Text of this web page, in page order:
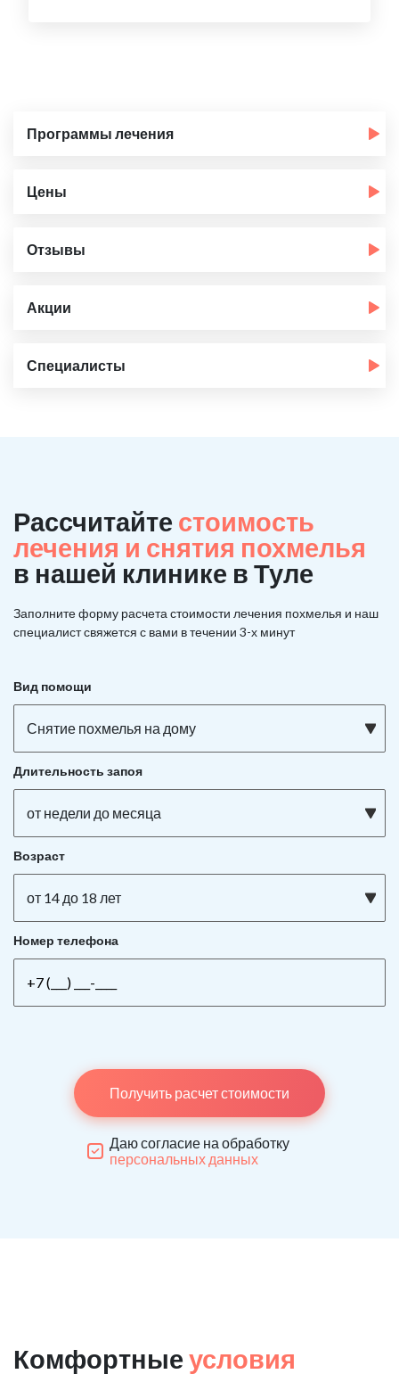
Программы лечения
Цены
Отзывы
Акции
Специалисты
Рассчитайте стоимость
лечения и снятия похмелья
в нашей клинике в Туле
Заполните форму расчета стоимости лечения похмелья и наш
специалист свяжется с вами в течении 3-х минут
Вид помощи
Снятие похмелья на дому
Длительность запоя
от недели до месяца
Возраст
от 14 до 18 лет
Номер телефона
Получить расчет стоимости
Даю согласие на обработку
персональных данных
Комфортные условия